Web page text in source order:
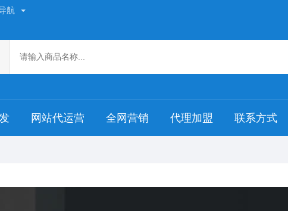
航
网站代运营 全网营销 代理加盟 联系方式